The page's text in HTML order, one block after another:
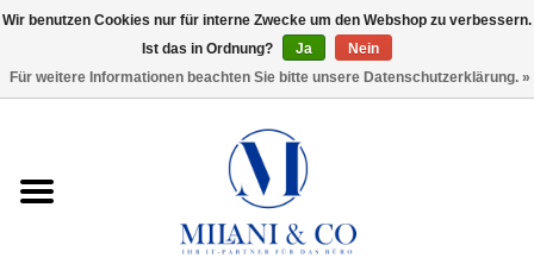
Bürobedarf
Ordnen und Registrieren
Wir benutzen Cookies nur für interne Zwecke um den Webshop zu verbessern.
Ist das in Ordnung?
Ja
Nein
Für weitere Informationen beachten Sie bitte unsere Datenschutzerklärung. »